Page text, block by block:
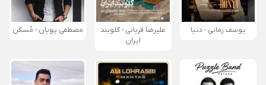
یوسف زمانی - دنیا
علیرضا قربانی - گلوبند
ایران
مصطفی پویان - مُسکن